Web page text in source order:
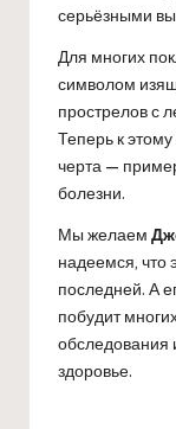
серьёзными
Для многих
символом
прострелов с
Теперь к
черта —
болезни.
Мы желаем
надеемся, что
последней. А
побудит
обследования
здоровье.